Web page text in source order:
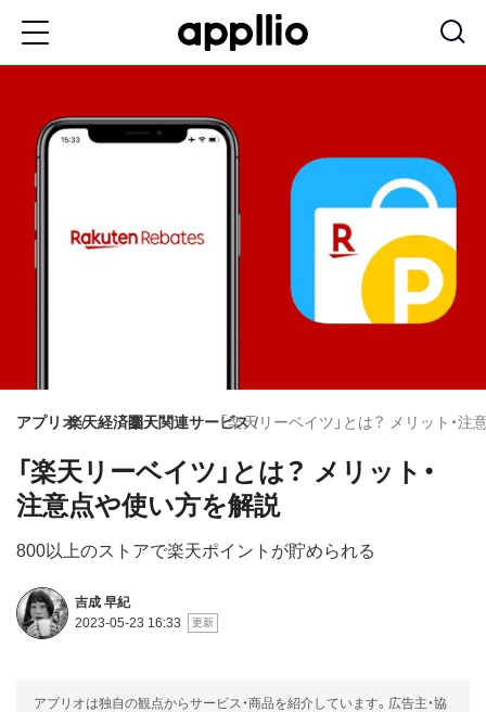
アプリオ楽天経済圏楽天関連サービス「楽天リーベイツ」とは？ メリット・
「楽天リーベイツ」とは？ メリット・
注意点や使い方を解説
800以上のストアで楽天ポイントが貯められる
吉成 早紀
2023-05-23 16:33
アプリオは独自の観点からサービス・商品を紹介しています。広告主・協